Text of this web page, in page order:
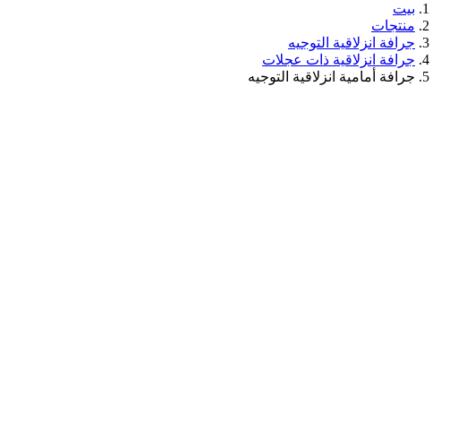
بيت
منتجات
جرافة انزلاقية التوجيه
جرافة انزلاقية ذات عجلات
جرافة أمامية انزلاقية التوجيه